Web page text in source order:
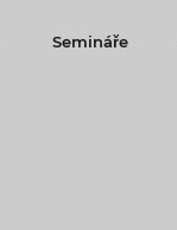
Semináře